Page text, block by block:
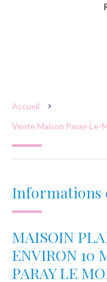
Accueil
Vente Maison Paray-Le-
Informations
MAISOIN
ENVIRON 10
PARAY LE